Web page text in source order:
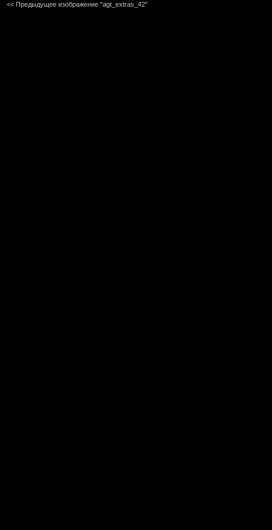
<< Предыдущее изображение "agt_extras_42"